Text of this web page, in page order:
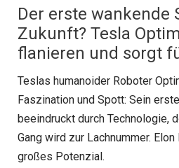
Der erste wankende
Zukunft? Tesla
flanieren und sorgt
Teslas humanoider Roboter
Faszination und Spott: Sein
beeindruckt durch Technologie,
Gang wird zur Lachnummer.
großes Potenzial.